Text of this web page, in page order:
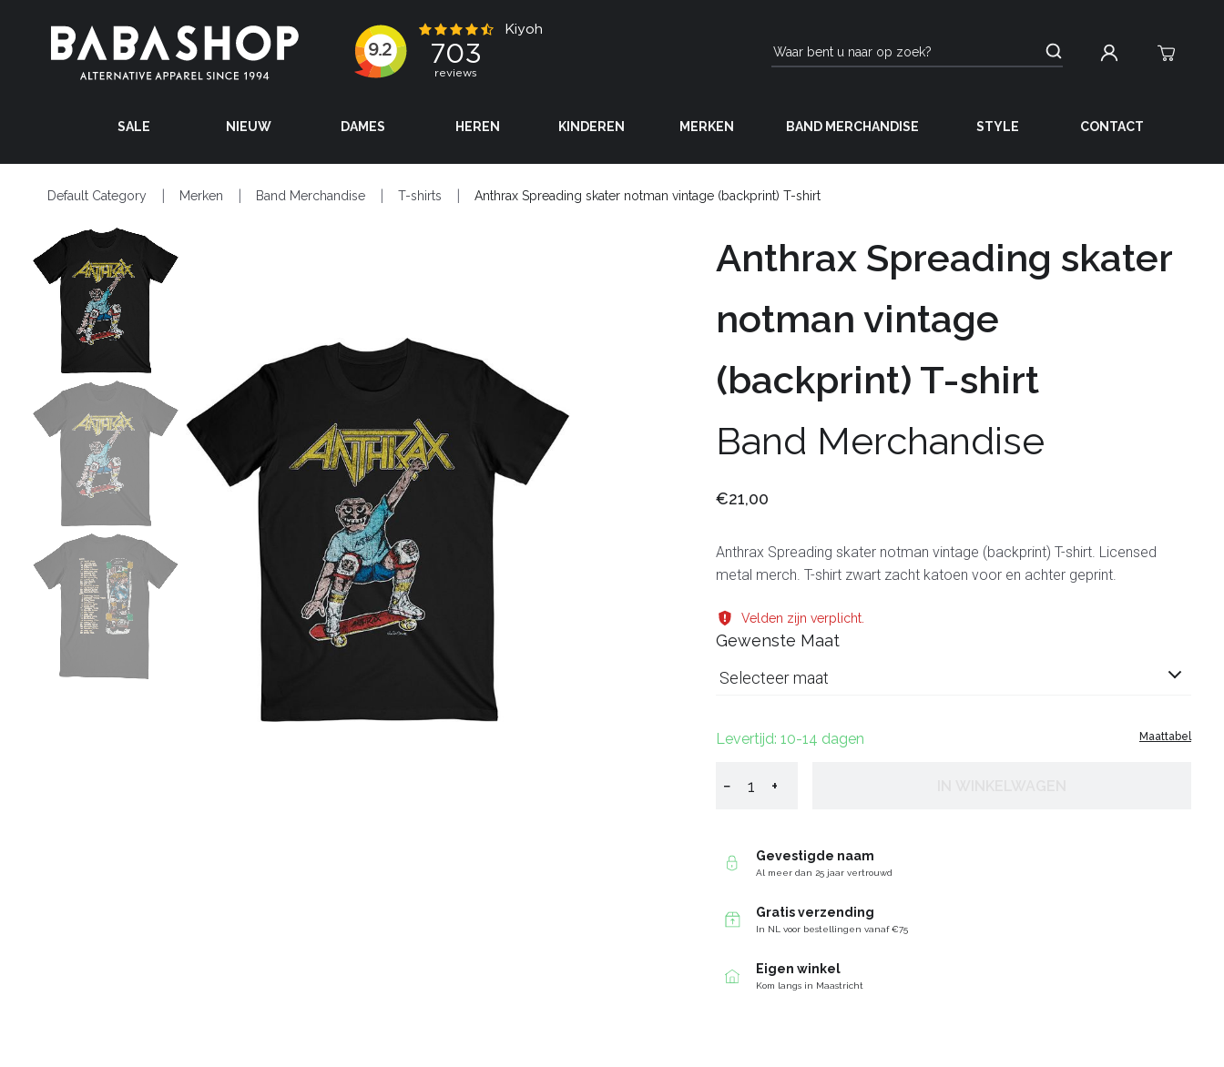
SALE NIEUW DAMES HEREN KINDEREN MERKEN BAND MERCHANDISE STYLE CONTACT
Default Category Merken Band Merchandise T-shirts Anthrax Spreading skater notman vintage (backprint) T-shirt
Anthrax Spreading skater
notman vintage
(backprint) T-shirt
Band Merchandise
€21,00
Anthrax Spreading skater notman vintage (backprint) T-shirt. Licensed
metal merch. T-shirt zwart zacht katoen voor en achter geprint.
Velden zijn verplicht.
Gewenste Maat
Selecteer maat
Maattabel
Levertijd: 10-14 dagen
− +
Gevestigde naam
Al meer dan 25 jaar vertrouwd
Gratis verzending
In NL voor bestellingen vanaf €75
Eigen winkel
Kom langs in Maastricht